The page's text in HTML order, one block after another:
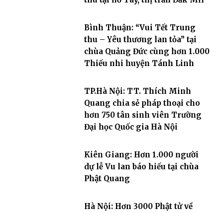
Bình Thuận: “Vui Tết Trung
thu – Yêu thương lan tỏa” tại
chùa Quảng Đức cùng hơn 1.000
Thiếu nhi huyện Tánh Linh
TP.Hà Nội: TT. Thích Minh
Quang chia sẻ pháp thoại cho
hơn 750 tân sinh viên Trường
Đại học Quốc gia Hà Nội
Kiên Giang: Hơn 1.000 người
dự lễ Vu lan báo hiếu tại chùa
Phật Quang
Hà Nội: Hơn 3000 Phật tử về